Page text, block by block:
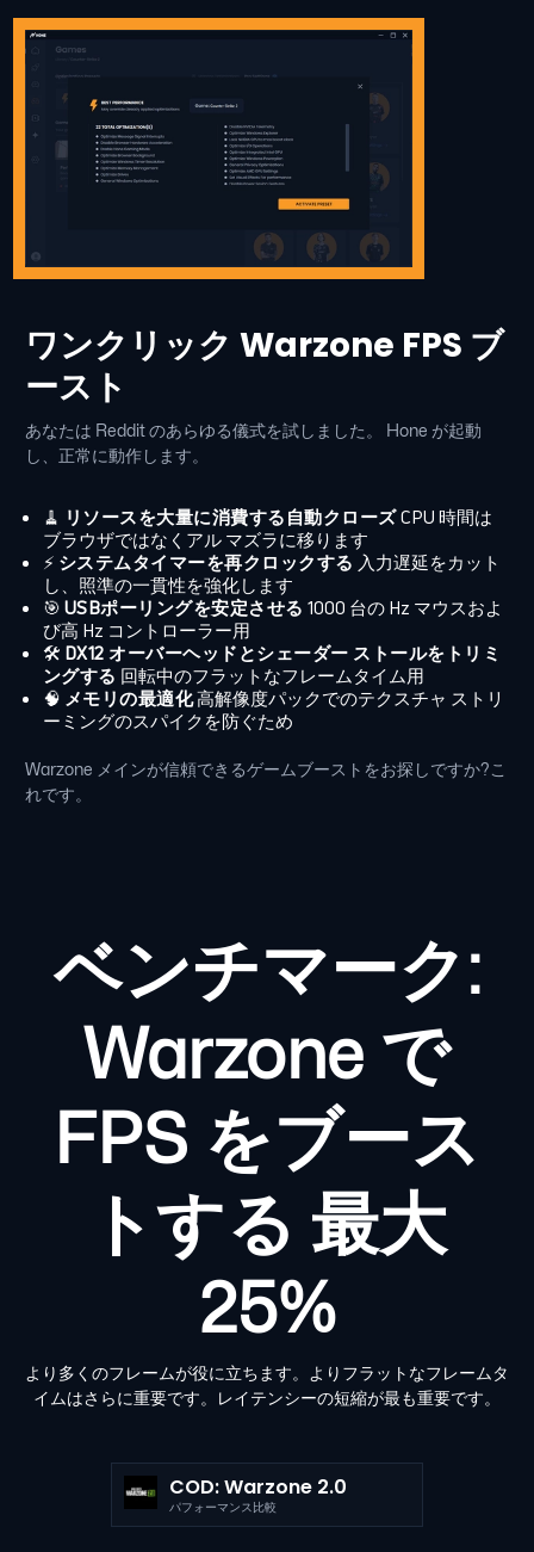
ワンクリック Warzone FPS ブ
ースト
あなたは Reddit のあらゆる儀式を試しました。 Hone が起動
し、正常に動作します。
🧹 リソースを大量に消費する自動クローズCPU 時間は
ブラウザではなくアル マズラに移ります
⚡ システムタイマーを再クロックする 入力遅延をカット
し、照準の一貫性を強化します
🎯USBポーリングを安定させる 1000 台の Hz マウスおよ
び高 Hz コントローラー用
🛠️ DX12 オーバーヘッドとシェーダー ストールをトリミ
ングする 回転中のフラットなフレームタイム用
🧠 メモリの最適化高解像度パックでのテクスチャ ストリ
ーミングのスパイクを防ぐため
Warzone メインが信頼できるゲームブーストをお探しですか?こ
れです。
ベンチマーク:
Warzone で
FPS をブース
トする 最大
25%
より多くのフレームが役に立ちます。よりフラットなフレームタ
イムはさらに重要です。レイテンシーの短縮が最も重要です。
COD: Warzone 2.0
パフォーマンス比較